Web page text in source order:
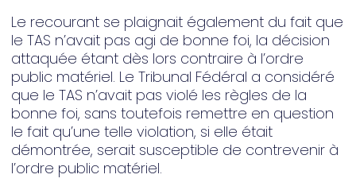
Le recourant se plaignait également du fait que
le TAS n’avait pas agi de bonne foi, la décision
attaquée étant dès lors contraire à l’ordre
public matériel. Le Tribunal Fédéral a considéré
que le TAS n’avait pas violé les règles de la
bonne foi, sans toutefois remettre en question
le fait qu’une telle violation, si elle était
démontrée, serait susceptible de contrevenir à
l’ordre public matériel.